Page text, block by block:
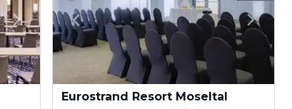
Eurostrand Resort Moseltal